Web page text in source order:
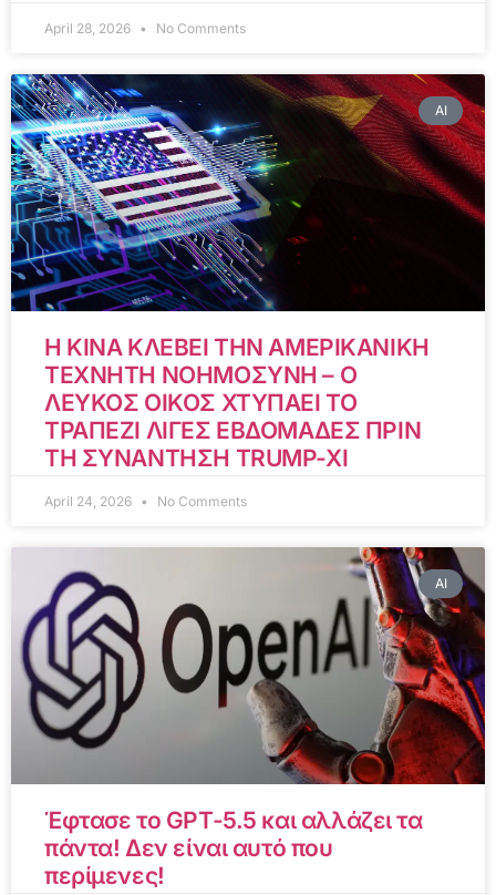
April 28, 2026 No Comments
AI
Η ΚΙΝΑ ΚΛΕΒΕΙ ΤΗΝ ΑΜΕΡΙΚΑΝΙΚΗ
ΤΕΧΝΗΤΗ ΝΟΗΜΟΣΥΝΗ – Ο
ΛΕΥΚΟΣ ΟΙΚΟΣ ΧΤΥΠΑΕΙ ΤΟ
ΤΡΑΠΕΖΙ ΛΙΓΕΣ ΕΒΔΟΜΑΔΕΣ ΠΡΙΝ
ΤΗ ΣΥΝΑΝΤΗΣΗ TRUMP-XI
April 24, 2026 No Comments
AI
Έφτασε το GPT-5.5 και αλλάζει τα
πάντα! Δεν είναι αυτό που
περίμενες!